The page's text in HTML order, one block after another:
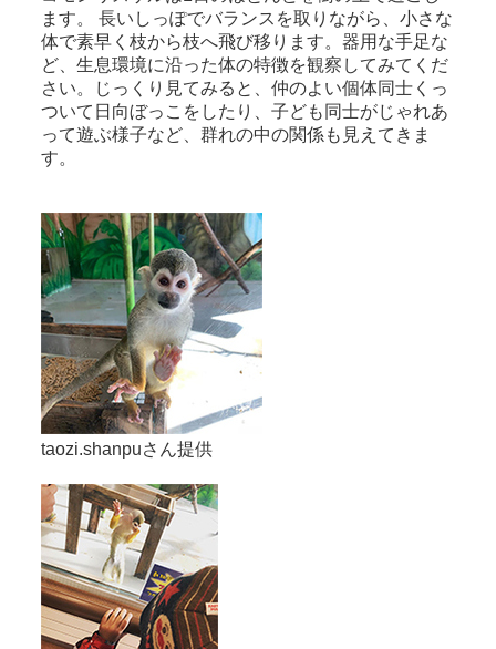
ます。 長いしっぽでバランスを取りながら、小さな
体で素早く枝から枝へ飛び移ります。器用な手足な
ど、生息環境に沿った体の特徴を観察してみてくだ
さい。じっくり見てみると、仲のよい個体同士くっ
ついて日向ぼっこをしたり、子ども同士がじゃれあ
って遊ぶ様子など、群れの中の関係も見えてきま
す。
taozi.shanpuさん提供